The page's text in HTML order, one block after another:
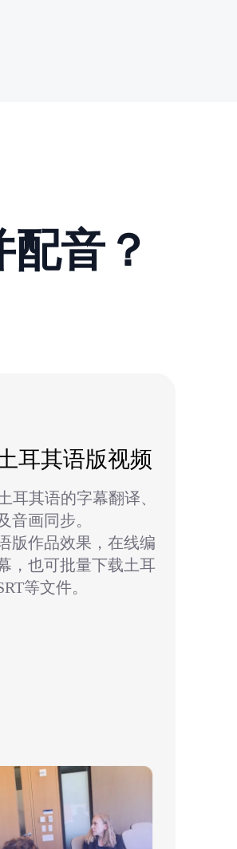
音？
耳其语版视频
耳其语的字幕翻译、
音画同步。
版作品效果，在线编
，也可批量下载土耳
等文件。